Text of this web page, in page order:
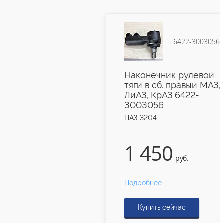
6422-3003056
Наконечник рулевой
тяги в сб. правый МАЗ,
ЛиАЗ, КрАЗ 6422-
3003056
ПАЗ-3204
1 450 руб.
Подробнее
Купить сейчас